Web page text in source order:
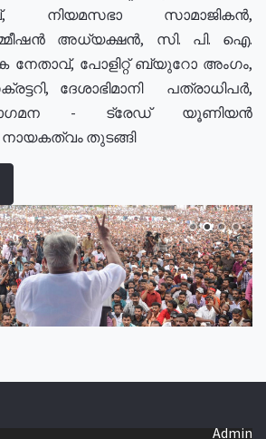
നിയമസഭാ സാമാജികൻ,
അധ്യക്ഷൻ, സി. പി. ഐ.
നേതാവ്, പോളിറ്റ് ബ്യുറോ അംഗം,
ദേശാഭിമാനി പത്രാധിപർ,
- ട്രേഡ് യൂണിയൻ
തുടങ്ങി
Admin